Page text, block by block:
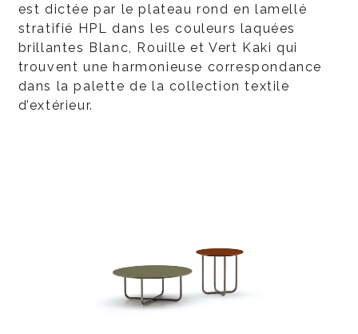
est dictée par le plateau rond en lamellé
stratifié HPL dans les couleurs laquées
brillantes Blanc, Rouille et Vert Kaki qui
trouvent une harmonieuse correspondance
dans la palette de la collection textile
d’extérieur.